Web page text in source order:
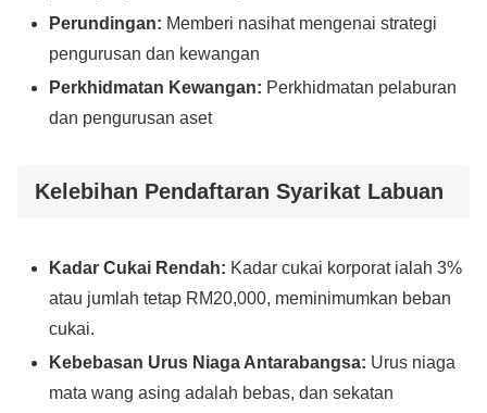
Perundingan: Memberi nasihat mengenai strategi
pengurusan dan kewangan
Perkhidmatan Kewangan: Perkhidmatan pelaburan
dan pengurusan aset
Kelebihan Pendaftaran Syarikat Labuan
Kadar Cukai Rendah: Kadar cukai korporat ialah 3%
atau jumlah tetap RM20,000, meminimumkan beban
cukai.
Kebebasan Urus Niaga Antarabangsa: Urus niaga
mata wang asing adalah bebas, dan sekatan